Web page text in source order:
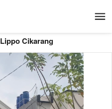
Lippo Cikarang